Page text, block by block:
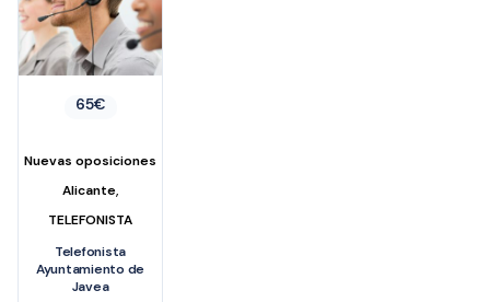
65€
Nuevas oposiciones
Alicante,
TELEFONISTA
Telefonista
Ayuntamiento de
Javea